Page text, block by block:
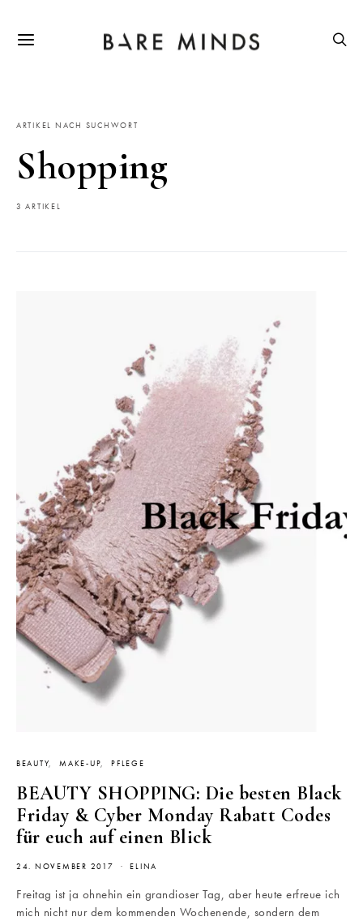
ARTIKEL NACH SUCHWORT
Shopping
3 ARTIKEL
BEAUTY MAKE-UP PFLEGE
BEAUTY SHOPPING: Die besten Black
Friday & Cyber Monday Rabatt Codes
für euch auf einen Blick
24. NOVEMBER 2017 ELINA
Freitag ist ja ohnehin ein grandioser Tag, aber heute erfreue ich
mich nicht nur dem kommenden Wochenende, sondern dem